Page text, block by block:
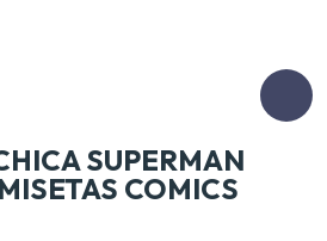
SUPERMAN
COMICS